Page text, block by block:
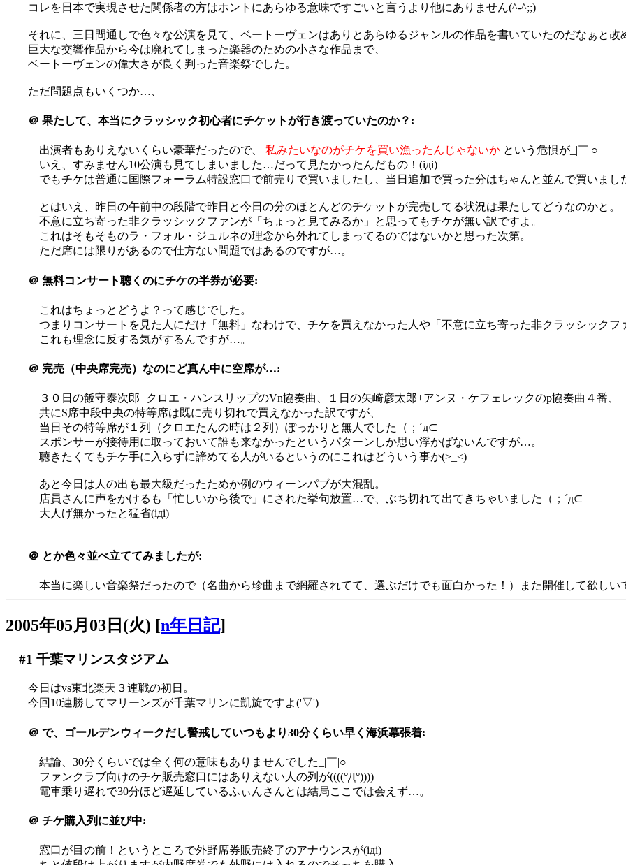
コレを日本で実現させた関係者の方はホントにあらゆる意味ですごいと言うより他にありません(^-^;;)
それに、三日間通しで色々な公演を見て、ベートーヴェンはありとあらゆるジャンルの作品を書いていたのだなぁと改
巨大な交響作品から今は廃れてしまった楽器のための小さな作品まで、
ベートーヴェンの偉大さが良く判った音楽祭でした。
ただ問題点もいくつか…、
＠ 果たして、本当にクラッシック初心者にチケットが行き渡っていたのか？:
出演者もありえないくらい豪華だったので、 私みたいなのがチケを買い漁ったんじゃないか という危惧が_|￣|○
いえ、すみません10公演も見てしまいました…だって見たかったんだもの！(iдi)
でもチケは普通に国際フォーラム特設窓口で前売りで買いましたし、当日追加で買った分はちゃんと並んで買いまし
とはいえ、昨日の午前中の段階で昨日と今日の分のほとんどのチケットが完売してる状況は果たしてどうなのかと。
不意に立ち寄った非クラッシックファンが「ちょっと見てみるか」と思ってもチケが無い訳ですよ。
これはそもそものラ・フォル・ジュルネの理念から外れてしまってるのではないかと思った次第。
ただ席には限りがあるので仕方ない問題ではあるのですが…。
＠ 無料コンサート聴くのにチケの半券が必要:
これはちょっとどうよ？って感じでした。
つまりコンサートを見た人にだけ「無料」なわけで、チケを買えなかった人や「不意に立ち寄った非クラッシックフ
これも理念に反する気がするんですが…。
＠ 完売（中央席完売）なのにど真ん中に空席が…:
３０日の飯守泰次郎+クロエ・ハンスリップのVn協奏曲、１日の矢崎彦太郎+アンヌ・ケフェレックのp協奏曲４番、
共にS席中段中央の特等席は既に売り切れで買えなかった訳ですが、
当日その特等席が１列（クロエたんの時は２列）ぽっかりと無人でした（；´д⊂
スポンサーが接待用に取っておいて誰も来なかったというパターンしか思い浮かばないんですが…。
聴きたくてもチケ手に入らずに諦めてる人がいるというのにこれはどういう事か(>_<)
あと今日は人の出も最大級だったためか例のウィーンパブが大混乱。
店員さんに声をかけるも「忙しいから後で」にされた挙句放置…で、ぶち切れて出てきちゃいました（；´д⊂
大人げ無かったと猛省(iдi)
＠ とか色々並べ立ててみましたが:
本当に楽しい音楽祭だったので（名曲から珍曲まで網羅されてて、選ぶだけでも面白かった！）また開催して欲し
2005年05月03日(火) [n年日記]
#1 千葉マリンスタジアム
今日はvs東北楽天３連戦の初日。
今回10連勝してマリーンズが千葉マリンに凱旋ですよ('▽')
＠ で、ゴールデンウィークだし警戒していつもより30分くらい早く海浜幕張着:
結論、30分くらいでは全く何の意味もありませんでした_|￣|○
ファンクラブ向けのチケ販売窓口にはありえない人の列が((((°Д°))))
電車乗り遅れで30分ほど遅延しているふぃんさんとは結局ここでは会えず…。
＠ チケ購入列に並び中:
窓口が目の前！というところで外野席券販売終了のアナウンスが(iдi)